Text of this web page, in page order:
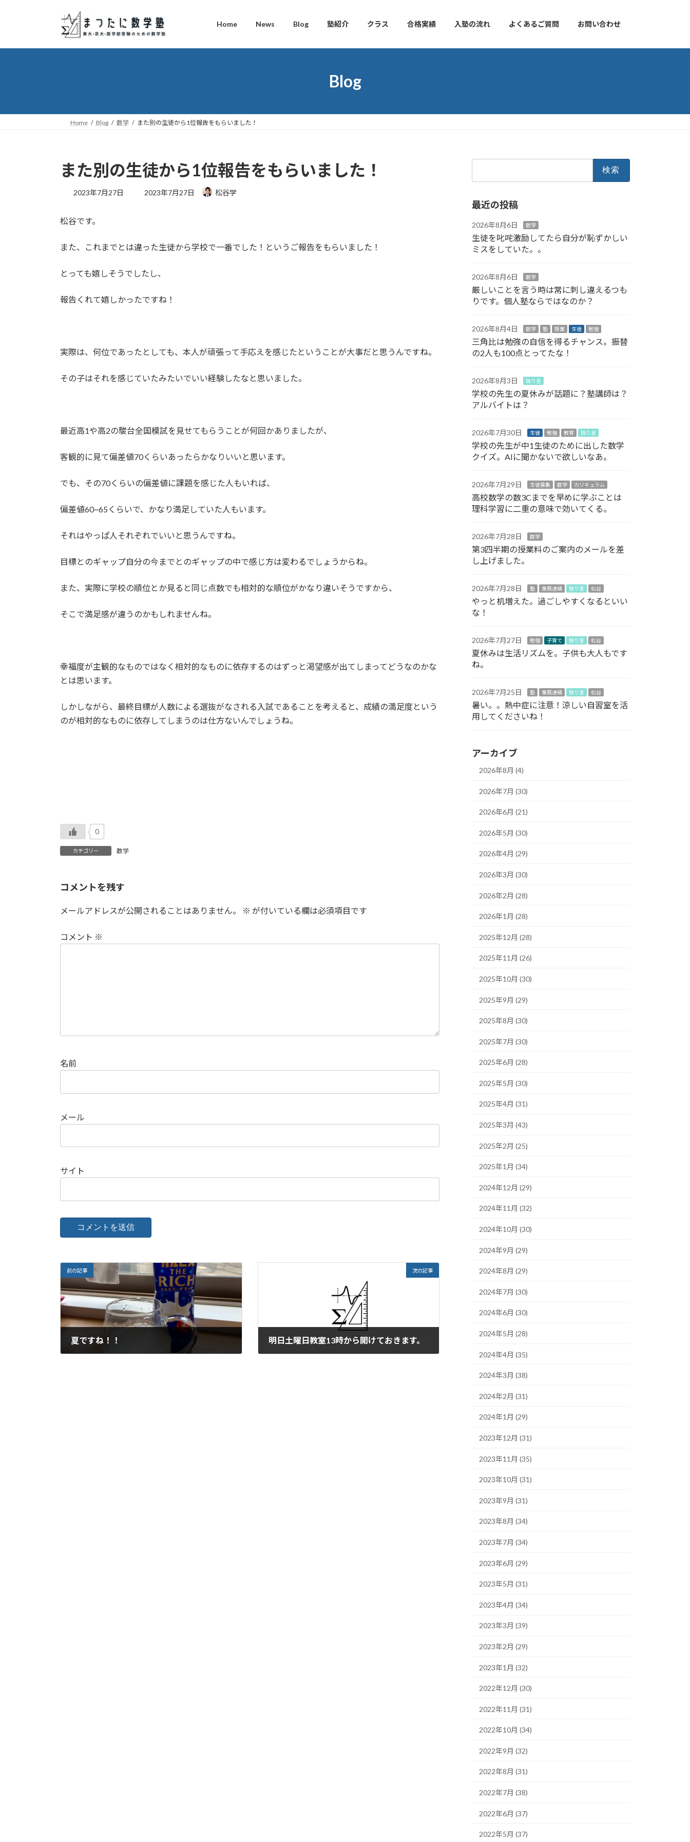
プ
動
Home News Blog 塾紹介 クラス 合格実績 入塾の流れ よくあるご質問 お問い合わせ
Blog
Home Blog 数学 また別の生徒から1位報告をもらいました！
また別の生徒から1位報告をもらいました！
2023年7月27日
最
:
2023年7月27日 松谷学
松谷です。
また、これまでとは違った生徒から学校で一番でした！というご報告をもらいました！
とっても嬉しそうでしたし、
報告くれて嬉しかったですね！
実際は、何位であったとしても、本人が頑張って手応えを感じたということが大事だと思うんですね。
その子はそれを感じていたみたいでいい経験したなと思いました。
最近高1や高2の駿台全国模試を見せてもらうことが何回かありましたが、
客観的に見て偏差値70くらいあったらかなりいいと思います。
でも、その70くらいの偏差値に課題を感じた人もいれば、
偏差値60~65くらいで、かなり満足していた人もいます。
それはやっぱ人それぞれでいいと思うんですね。
目標とのギャップ自分の今までとのギャップの中で感じ方は変わるでしょうからね。
また、実際に学校の順位とか見ると同じ点数でも相対的な順位がかなり違いそうですから、
そこで満足感が違うのかもしれませんね。
幸福度が主観的なものではなく相対的なものに依存するのはずっと渇望感が出てしまってどうなのかな
とは思います。
しかしながら、最終目標が人数による選抜がなされる入試であることを考えると、成績の満足度という
のが相対的なものに依存してしまうのは仕方ないんでしょうね。
0
カテゴリー 数学
コメントを残す
メールアドレスが公開されることはありません。 ※ が付いている欄は必須項目です
コメント ※
名前
メール
サイト
前の記事
夏ですね！！
次の記事
明日土曜日教室13時から開けておきます。
最近の投稿
2026年8月6日 数学
生徒を叱咤激励してたら自分が恥ずかしい
ミスをしていた。。
2026年8月6日 数学
厳しいことを言う時は常に刺し違えるつも
りです。個人塾ならではなのか？
2026年8月4日 数学 塾 授業 生徒 勉強
三角比は勉強の自信を得るチャンス。振替
の2人も100点とってたな！
2026年8月3日 独り言
学校の先生の夏休みが話題に？塾講師は？
アルバイトは？
2026年7月30日 生徒 勉強 教育 独り言
学校の先生が中1生徒のために出した数学
クイズ。AIに聞かないで欲しいなあ。
2026年7月29日 生徒募集 数学 カリキュラム
高校数学の数3Cまでを早めに学ぶことは
理科学習に二重の意味で効いてくる。
2026年7月28日 数学
第3四半期の授業料のご案内のメールを差
し上げました。
2026年7月28日 塾 業務連絡 独り言 松谷
やっと机増えた。過ごしやすくなるといい
な！
2026年7月27日 勉強 子育て 独り言 松谷
夏休みは生活リズムを。子供も大人もです
ね。
2026年7月25日 塾 業務連絡 独り言 松谷
暑い。。熱中症に注意！涼しい自習室を活
用してくださいね！
アーカイブ
2026年8月 (4)
2026年7月 (30)
2026年6月 (21)
2026年5月 (30)
2026年4月 (29)
2026年3月 (30)
2026年2月 (28)
2026年1月 (28)
2025年12月 (28)
2025年11月 (26)
2025年10月 (30)
2025年9月 (29)
2025年8月 (30)
2025年7月 (30)
2025年6月 (28)
2025年5月 (30)
2025年4月 (31)
2025年3月 (43)
2025年2月 (25)
2025年1月 (34)
2024年12月 (29)
2024年11月 (32)
2024年10月 (30)
2024年9月 (29)
2024年8月 (29)
2024年7月 (30)
2024年6月 (30)
2024年5月 (28)
2024年4月 (35)
2024年3月 (38)
2024年2月 (31)
2024年1月 (29)
2023年12月 (31)
2023年11月 (35)
2023年10月 (31)
2023年9月 (31)
2023年8月 (34)
2023年7月 (34)
2023年6月 (29)
2023年5月 (31)
2023年4月 (34)
2023年3月 (39)
2023年2月 (29)
2023年1月 (32)
2022年12月 (30)
2022年11月 (31)
2022年10月 (34)
2022年9月 (32)
2022年8月 (31)
2022年7月 (38)
2022年6月 (37)
2022年5月 (37)